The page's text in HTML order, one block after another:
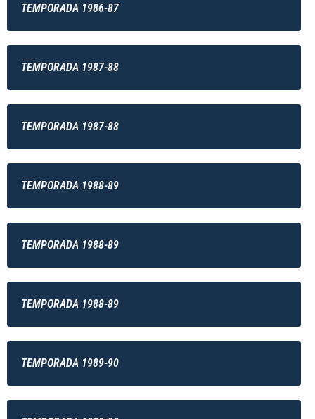
TEMPORADA 1986-87
TEMPORADA 1987-88
TEMPORADA 1987-88
TEMPORADA 1988-89
TEMPORADA 1988-89
TEMPORADA 1988-89
TEMPORADA 1989-90